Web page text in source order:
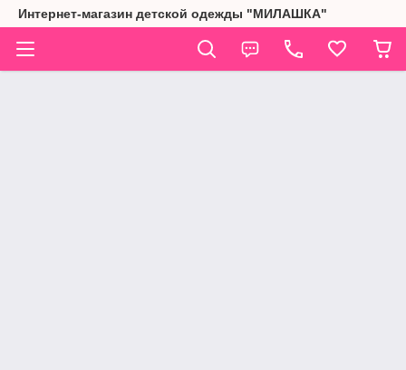
Интернет-магазин детской одежды "МИЛАШКА"